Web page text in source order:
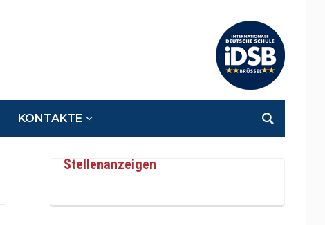
KONTAKTE
Stellenanzeigen